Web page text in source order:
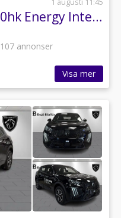
1 augusti 11:45
Renault Captur TCe 90hk Energy Intens *Kamera, PDC, GPS, Key Less Go*
107 annonser
Visa mer